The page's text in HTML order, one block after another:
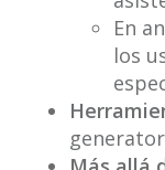
En
los